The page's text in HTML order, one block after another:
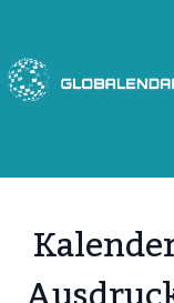
springen